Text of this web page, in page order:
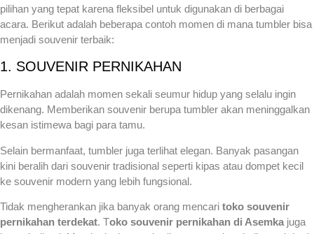
pilihan yang tepat karena fleksibel untuk digunakan di berbagai
acara. Berikut adalah beberapa contoh momen di mana tumbler bisa
menjadi souvenir terbaik:
1. SOUVENIR PERNIKAHAN
Pernikahan adalah momen sekali seumur hidup yang selalu ingin
dikenang. Memberikan souvenir berupa tumbler akan meninggalkan
kesan istimewa bagi para tamu.
Selain bermanfaat, tumbler juga terlihat elegan. Banyak pasangan
kini beralih dari souvenir tradisional seperti kipas atau dompet kecil
ke souvenir modern yang lebih fungsional.
Tidak mengherankan jika banyak orang mencari toko souvenir
pernikahan terdekat. Toko souvenir pernikahan di Asemka juga